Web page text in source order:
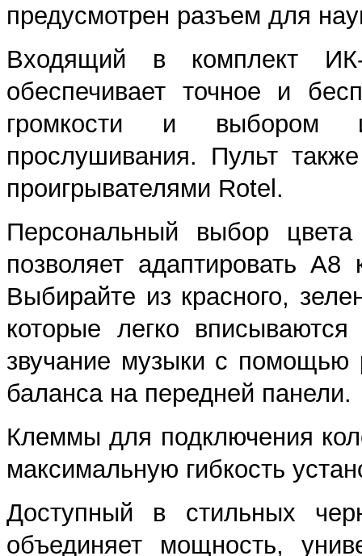
предусмотрен разъем для
Входящий в комплект ИК-
обеспечивает точное и
громкости и выбором
прослушивания. Пульт
проигрывателями Rotel.
Персональный выбор
позволяет адаптировать
Выбирайте из красного,
которые легко
звучание музыки с помощью
баланса на передней панели.
Клеммы для подключения
максимальную гибкость
Доступный в стильных
объединяет мощность,